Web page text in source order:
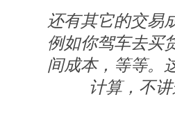
还有其它的交易
例如你驾车去买
间成本，等等。
计算，不讲